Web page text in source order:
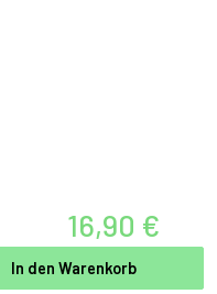
16,90 €
In den Warenkorb